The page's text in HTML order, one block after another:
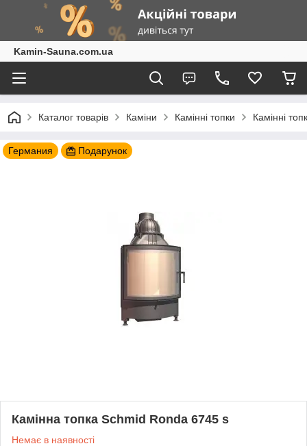
Kamin-Sauna.com.ua
Каталог товарів Каміни Камінні топки Камінні
Германия Подарунок
Камінна топка Schmid Ronda 6745 s
Немає в наявності